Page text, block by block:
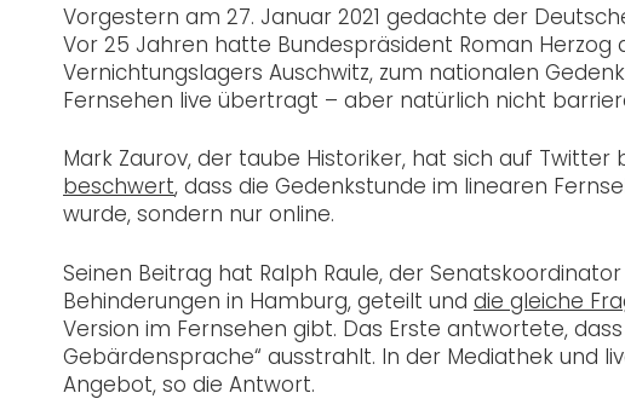
Vorgestern am 27. Januar 2021 gedachte der
Vor 25 Jahren hatte Bundespräsident Roman Herzog
Vernichtungslagers Auschwitz, zum nationalen
Fernsehen live übertragt – aber natürlich nicht
Mark Zaurov, der taube Historiker, hat sich auf Twitter
beschwert, dass die Gedenkstunde im linearen
wurde, sondern nur online.
Seinen Beitrag hat Ralph Raule, der
Behinderungen in Hamburg, geteilt und die gleiche
Version im Fernsehen gibt. Das Erste antwortete,
Gebärdensprache“ ausstrahlt. In der Mediathek und
Angebot, so die Antwort.